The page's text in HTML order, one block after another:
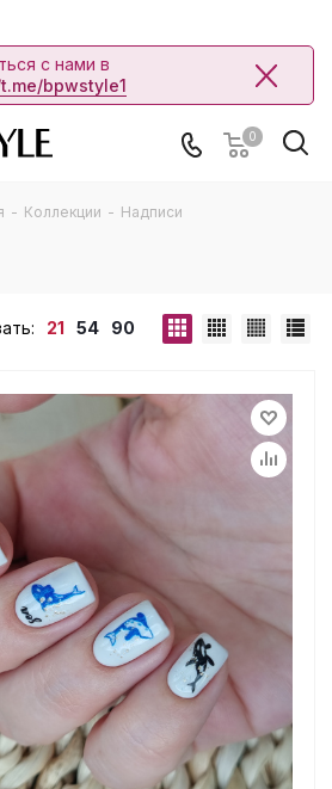
с нами в
bpwstyle1
0
- Коллекции - Надписи
21 54 90